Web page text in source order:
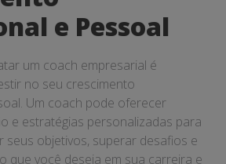
e Pessoal
um coach empresarial é
no seu crescimento
Um coach pode oferecer
e estratégias personalizadas para
seus objetivos, superar desafios e
que você deseja em sua carreira e